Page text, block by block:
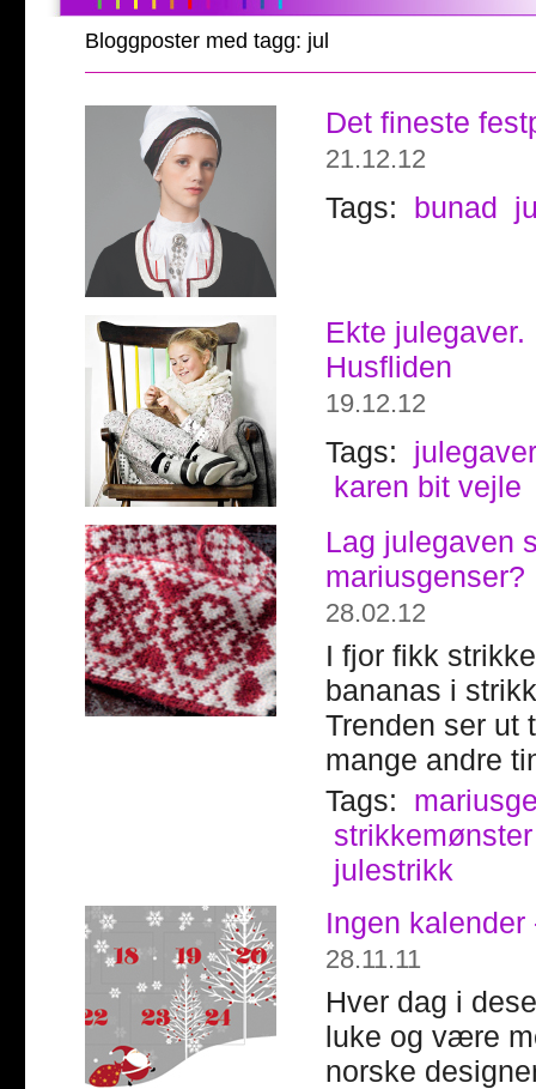
Bloggposter med tagg: jul
Det fineste
21.12.12
Tags: bunad
Ekte
Husfliden
19.12.12
Tags:
karen bit vejle
Lag julegaven
mariusgenser?
28.02.12
I fjor fikk
bananas i
Trenden ser ut
mange andre
Tags:
strikkemønster
julestrikk
Ingen kalender
28.11.11
Hver dag i
luke og være
norske